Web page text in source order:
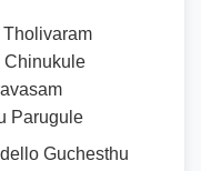
Chinukule
Parugule
Guchesthu